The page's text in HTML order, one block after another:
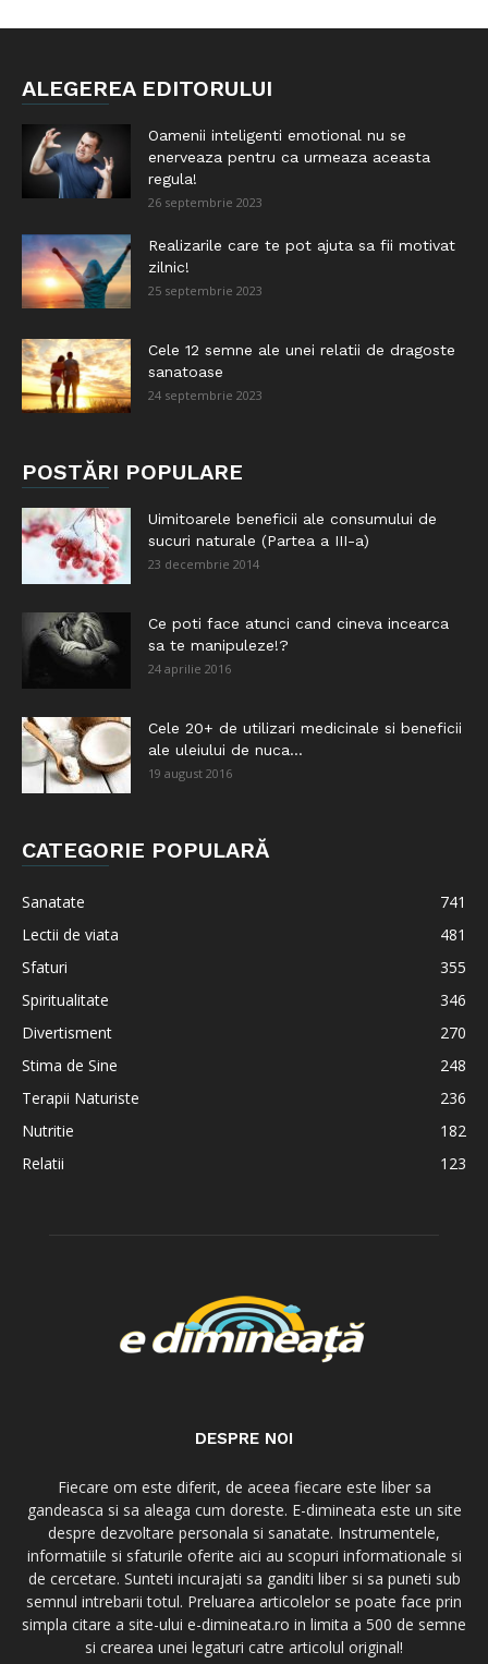
ALEGEREA EDITORULUI
Oamenii inteligenti emotional nu se
enerveaza pentru ca urmeaza aceasta
regula!
26 septembrie 2023
Realizarile care te pot ajuta sa fii motivat
zilnic!
25 septembrie 2023
Cele 12 semne ale unei relatii de dragoste
sanatoase
24 septembrie 2023
POSTĂRI POPULARE
Uimitoarele beneficii ale consumului de
sucuri naturale (Partea a III-a)
23 decembrie 2014
Ce poti face atunci cand cineva incearca
sa te manipuleze!?
24 aprilie 2016
Cele 20+ de utilizari medicinale si beneficii
ale uleiului de nuca...
19 august 2016
CATEGORIE POPULARĂ
Sanatate
741
Lectii de viata
481
Sfaturi
355
Spiritualitate
346
Divertisment
270
Stima de Sine
248
Terapii Naturiste
236
Nutritie
182
Relatii
123
DESPRE NOI
Fiecare om este diferit, de aceea fiecare este liber sa
gandeasca si sa aleaga cum doreste. E-dimineata este un site
despre dezvoltare personala si sanatate. Instrumentele,
informatiile si sfaturile oferite aici au scopuri informationale si
de cercetare. Sunteti incurajati sa ganditi liber si sa puneti sub
semnul intrebarii totul. Preluarea articolelor se poate face prin
simpla citare a site-ului e-dimineata.ro in limita a 500 de semne
si crearea unei legaturi catre articolul original!